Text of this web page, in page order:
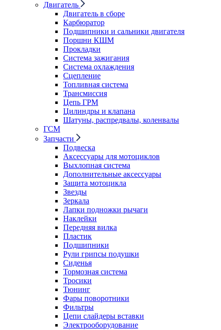
Двигатель
Двигатель в сборе
Карбюратор
Подшипники и сальники двигателя
Поршни КШМ
Прокладки
Система зажигания
Система охлаждения
Сцепление
Топливная система
Трансмиссия
Цепь ГРМ
Цилиндры и клапана
Шатуны, распредвалы, коленвалы
ГСМ
Запчасти
Подвеска
Аксессуары для мотоциклов
Выхлопная система
Дополнительные аксессуары
Защита мотоцикла
Звезды
Зеркала
Лапки подножки рычаги
Наклейки
Передняя вилка
Пластик
Подшипники
Рули грипсы подушки
Сиденья
Тормозная система
Тросики
Тюнинг
Фары поворотники
Фильтры
Цепи слайдеры вставки
Электрооборудование